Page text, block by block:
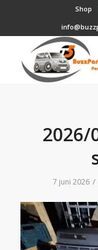
Shop
2026/
7 juni 2026 /